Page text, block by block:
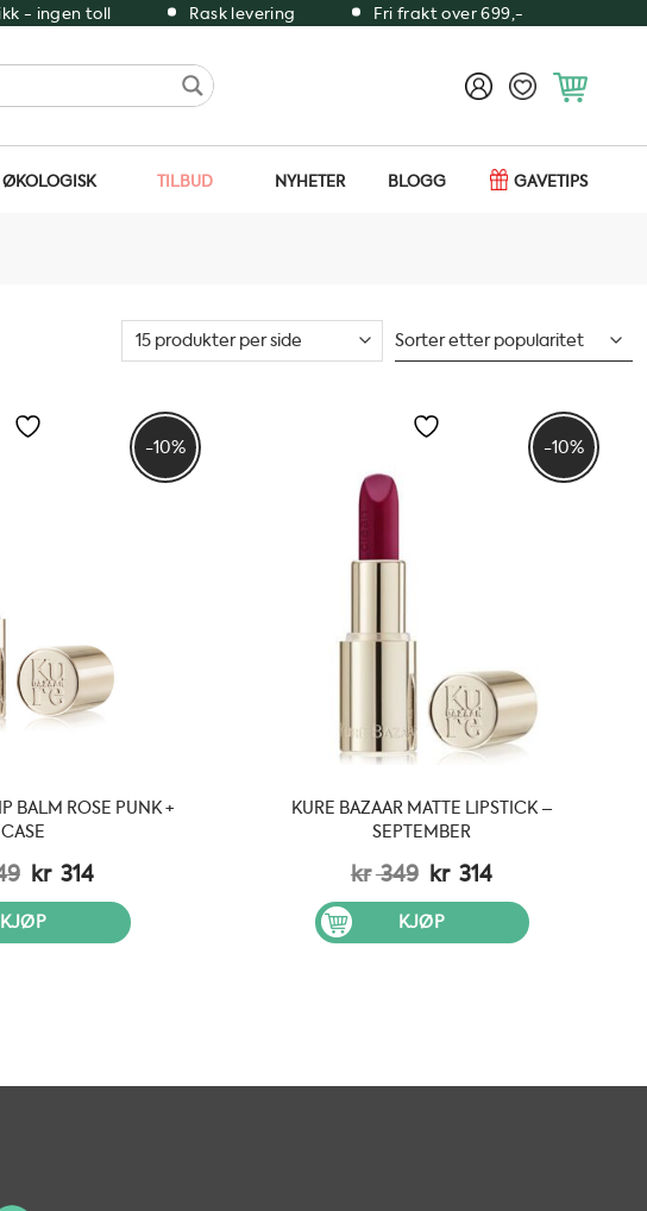
- ingen toll Rask levering Fri frakt over 699,-
ØKOLOGISK TILBUD NYHETER BLOGG GAVETIPS
-10%
BALM ROSE PUNK +
CASE
Opprinnelig
var:
kr 349.
kr 314Nåværende
kr 314.
KJØP
-10%
KURE BAZAAR MATTE LIPSTICK –
SEPTEMBER
kr349 Opprinnelig
var:
kr 349.
kr 314Nåværende
kr 314.
KJØP